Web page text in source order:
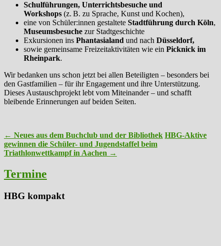
Schulführungen, Unterrichtsbesuche und
Workshops (z. B. zu Sprache, Kunst und Kochen),
eine von Schüler:innen gestaltete Stadtführung durch Köln,
Museumsbesuche zur Stadtgeschichte
Exkursionen ins Phantasialand und nach Düsseldorf,
sowie gemeinsame Freizeitaktivitäten wie ein Picknick im
Rheinpark.
Wir bedanken uns schon jetzt bei allen Beteiligten – besonders bei
den Gastfamilien – für ihr Engagement und ihre Unterstützung.
Dieses Austauschprojekt lebt vom Miteinander – und schafft
bleibende Erinnerungen auf beiden Seiten.
Post
navigation
← Neues aus dem Buchclub und der Bibliothek HBG-Aktive
gewinnen die Schüler- und Jugendstaffel beim
Triathlonwettkampf in Aachen →
Termine
HBG kompakt